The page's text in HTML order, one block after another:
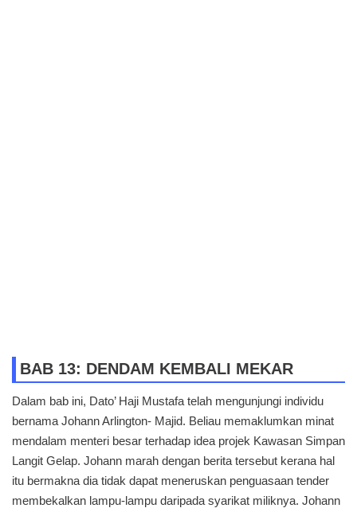
BAB 13: DENDAM KEMBALI MEKAR
Dalam bab ini, Dato’ Haji Mustafa telah mengunjungi individu
bernama Johann Arlington- Majid. Beliau memaklumkan minat
mendalam menteri besar terhadap idea projek Kawasan Simpan
Langit Gelap. Johann marah dengan berita tersebut kerana hal
itu bermakna dia tidak dapat meneruskan penguasaan tender
membekalkan lampu-lampu daripada syarikat miliknya. Johann